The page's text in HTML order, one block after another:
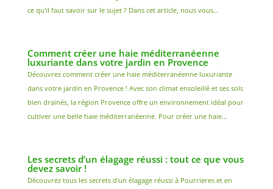
ce qu'il faut savoir sur le sujet ? Dans cet article, nous vous...
Comment créer une haie méditerranéenne
luxuriante dans votre jardin en Provence
Découvrez comment créer une haie méditerranéenne luxuriante
dans votre jardin en Provence ! Avec son climat ensoleillé et ses sols
bien drainés, la région Provence offre un environnement idéal pour
cultiver une belle haie méditerranéenne. Pour créer une haie...
Les secrets d’un élagage réussi : tout ce que vous
devez savoir !
Découvrez tous les secrets d'un élagage réussi à Pourrieres et en